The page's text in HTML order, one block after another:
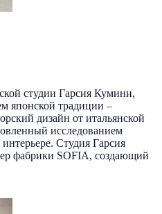
студии Гарсия Кумини,
японской традиции –
дизайн от итальянской
исследованием
Студия Гарсия
фабрики SOFIA, создающий